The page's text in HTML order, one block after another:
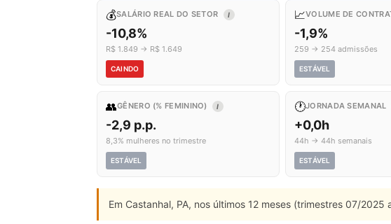
💰SALÁRIO REAL DO SETOR I
-10,8%
R$ 1.849 → R$ 1.649
CAINDO
📈VOLUME DE
-1,9%
259 → 254 admissões
ESTÁVEL
👥GÊNERO (% FEMININO) I
-2,9 p.p.
8,3% mulheres no trimestre
ESTÁVEL
🕐JORNADA SEMANAL
+0,0h
44h → 44h semanais
ESTÁVEL
Em Castanhal, PA, nos últimos 12 meses (trimestres 07/